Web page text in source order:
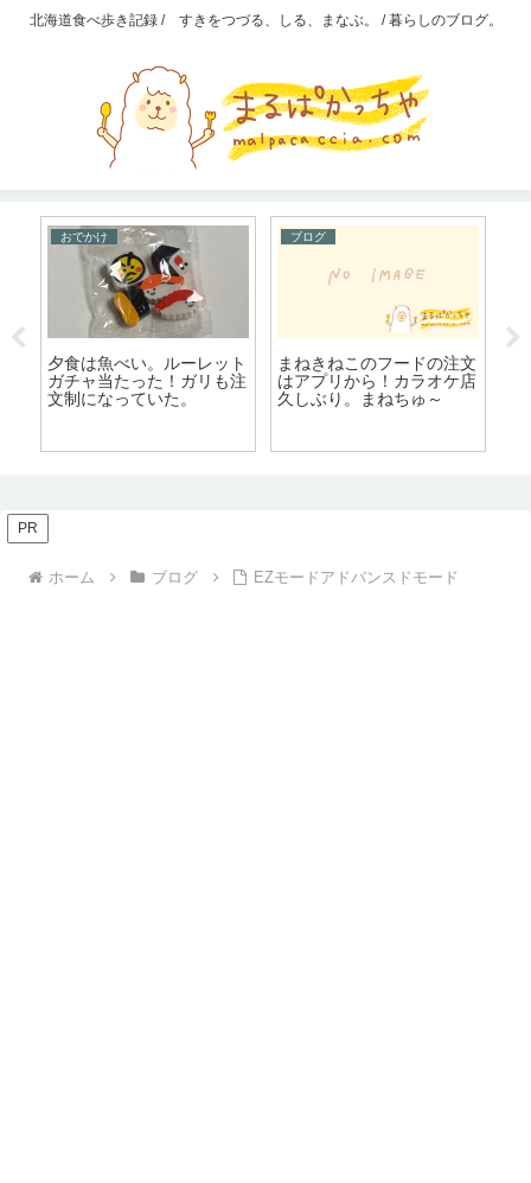
北海道食べ歩き記録 / すきをつづる、しる、まなぶ。 / 暮らしのブログ。
おでかけ
夕食は魚べい。ルーレット
ガチャ当たった！ガリも注
文制になっていた。
ブログ
まねきねこのフードの注文
はアプリから！カラオケ店
久しぶり。まねちゅ～
PR
ホーム ブログ EZモードアドバンスドモード